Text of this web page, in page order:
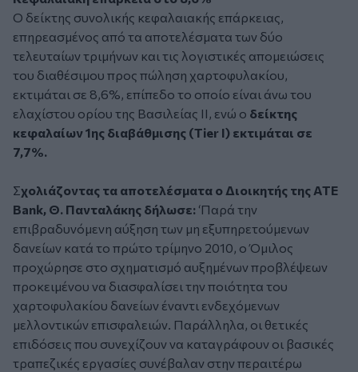
Ο δείκτης συνολικής κεφαλαιακής επάρκειας,
επηρεασμένος από τα αποτελέσματα των δύο
τελευταίων τριμήνων και τις λογιστικές απομειώσεις
του διαθέσιμου προς πώληση χαρτοφυλακίου,
εκτιμάται σε 8,6%, επίπεδο το οποίο είναι άνω του
ελαχίστου ορίου της Βασιλείας ΙΙ, ενώ ο δείκτης
κεφαλαίων 1ης διαβάθμισης (Tier I) εκτιμάται σε
7,7%.
Σχολιάζοντας τα αποτελέσματα ο Διοικητής της ATE
Bank, Θ. Πανταλάκης δήλωσε: ‘Παρά την
επιβραδυνόμενη αύξηση των μη εξυπηρετούμενων
δανείων κατά το πρώτο τρίμηνο 2010, ο Όμιλος
προχώρησε στο σχηματισμό αυξημένων προβλέψεων
προκειμένου να διασφαλίσει την ποιότητα του
χαρτοφυλακίου δανείων έναντι ενδεχόμενων
μελλοντικών επισφαλειών. Παράλληλα, οι θετικές
επιδόσεις που συνεχίζουν να καταγράφουν οι βασικές
τραπεζικές εργασίες συνέβαλαν στην περαιτέρω